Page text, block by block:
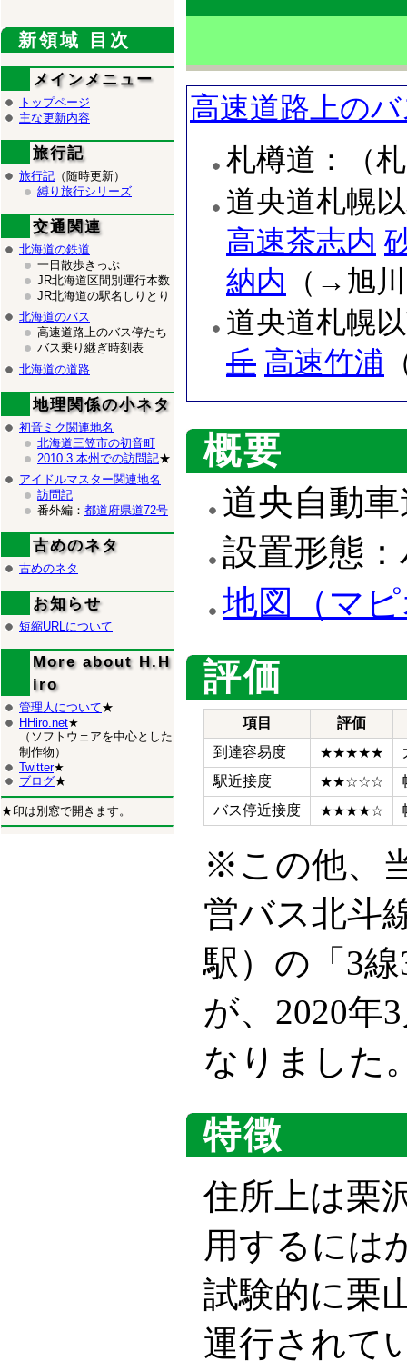
高速道路上の
札樽道：（
道央道札幌
高速茶志内
納内 （→旭
道央道札幌
丘 高速竹浦
概要
道央自動
設置形態
地図（マ
評価
項目
評価
到達容易度
★★★★★
駅近接度
★★☆☆☆
バス停近接度
★★★★☆
※この他、
営バス北斗
駅）の「3
が、2020年
なりました
特徴
住所上は栗
用するには
試験的に栗
運行されて
新領域 目次
メインメニュー
トップページ
主な更新内容
旅行記
旅行記 （随時更新）
縛り旅行シリーズ
交通関連
北海道の鉄道
一日散歩きっぷ
JR北海道区間別運行本数
JR北海道の駅名しりとり
北海道のバス
高速道路上のバス停たち
バス乗り継ぎ時刻表
北海道の道路
地理関係の小ネタ
初音ミク関連地名
北海道三笠市の初音町
2010.3 本州での訪問記★
アイドルマスター関連地名
訪問記
番外編： 都道府県道72号
古めのネタ
古めのネタ
お知らせ
短縮URLについて
More about H.H
iro
管理人について★
HHiro.net★
（ソフトウェアを中心とした
制作物）
Twitter★
ブログ★
★印は別窓で開きます。